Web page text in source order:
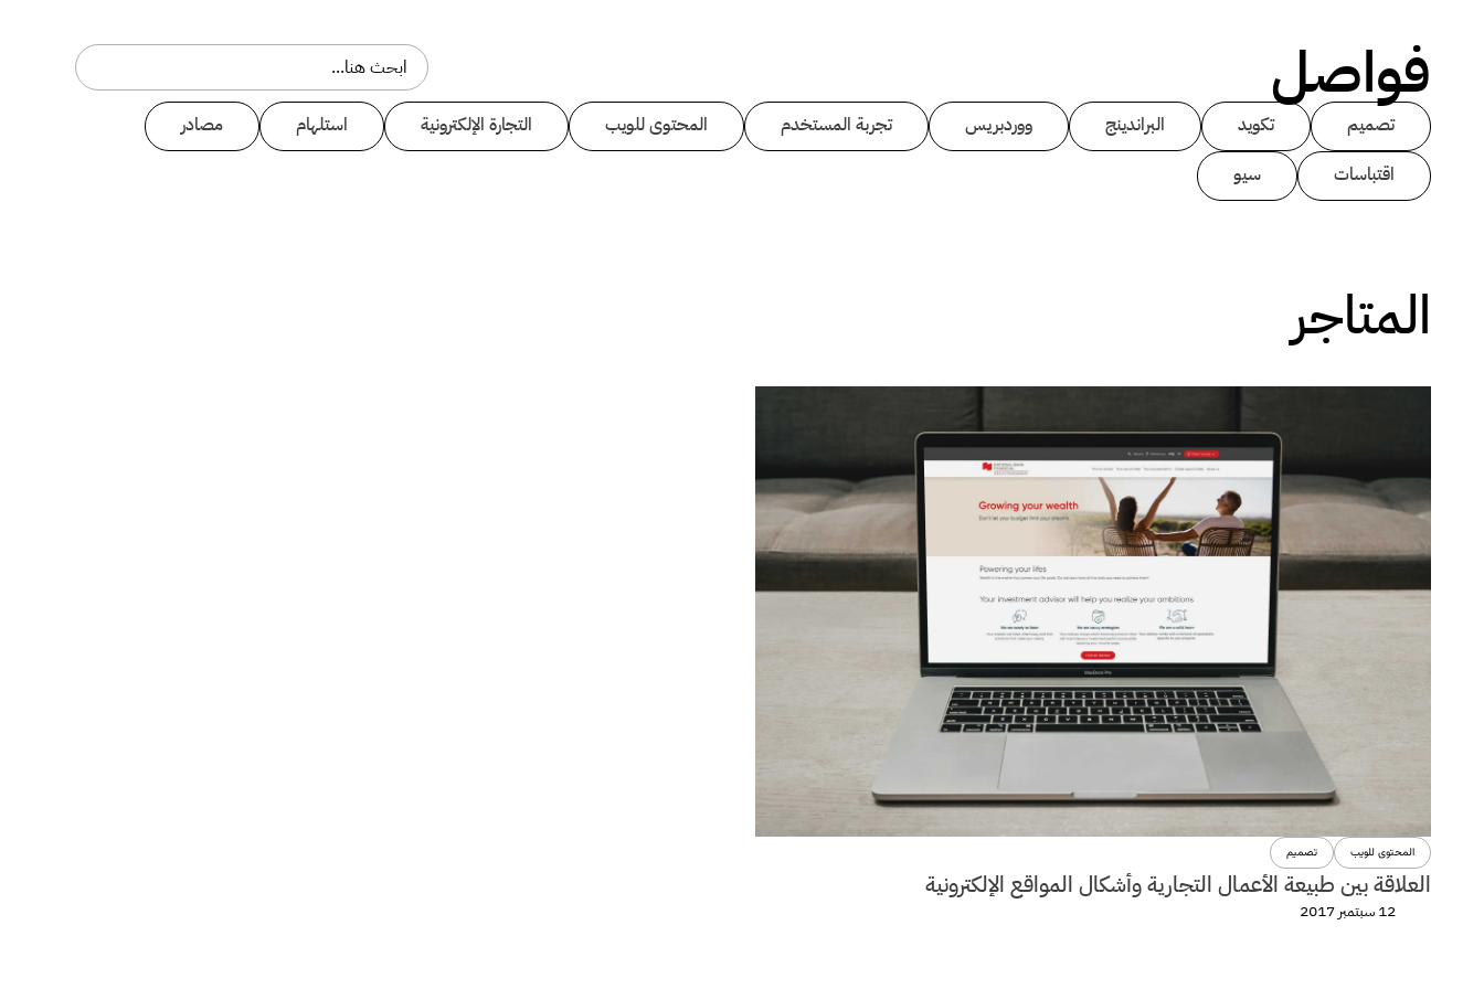
فواصل
تصميم تكويد البراندينج ووردبريس تجربة المستخدم المحتوى للويب التجارة الإلكترونية استلهام
مصادر
اقتباسات
سيو
المتاجر
المحتوى للويب تصميم
العلاقة بين طبيعة الأعمال التجارية وأشكال المواقع الإلكترونية
12 سبتمبر 2017